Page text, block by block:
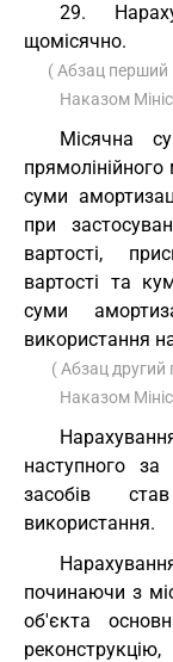
29.
щомісячно.
( Абзац перший
Наказом
Місячна
суми
при
вартості,
вартості та
суми
використання
( Абзац другий
Наказом
наступного
засобів
використання.
починаючи з
об'єкта